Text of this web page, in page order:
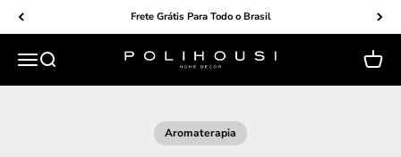
Pular para o conteúdo Frete Grátis Para Todo o Brasil
MenuBuscar POLIHOUSI
Aromaterapia